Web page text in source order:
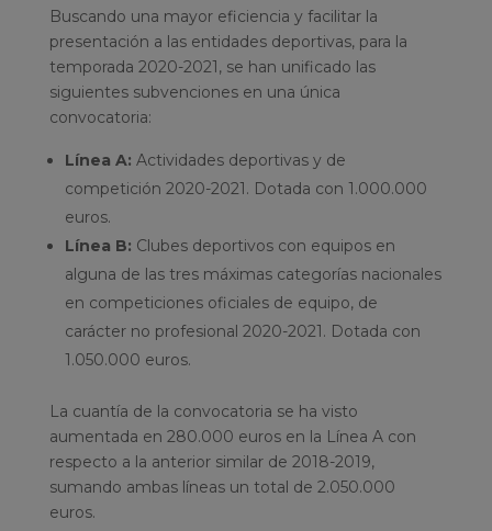
Buscando una mayor eficiencia y facilitar la
presentación a las entidades deportivas, para la
temporada 2020-2021, se han unificado las
siguientes subvenciones en una única
convocatoria:
Línea A: Actividades deportivas y de
competición 2020-2021. Dotada con 1.000.000
euros.
Línea B: Clubes deportivos con equipos en
alguna de las tres máximas categorías nacionales
en competiciones oficiales de equipo, de
carácter no profesional 2020-2021. Dotada con
1.050.000 euros.
La cuantía de la convocatoria se ha visto
aumentada en 280.000 euros en la Línea A con
respecto a la anterior similar de 2018-2019,
sumando ambas líneas un total de 2.050.000
euros.